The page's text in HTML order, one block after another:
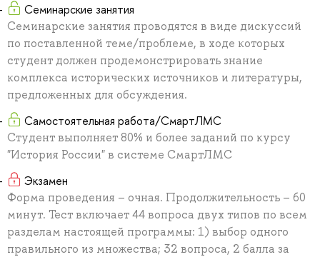
Семинарские занятия
Семинарские занятия проводятся в виде дискуссий
по поставленной теме/проблеме, в ходе которых
студент должен продемонстрировать знание
комплекса исторических источников и литературы,
предложенных для обсуждения.
Самостоятельная работа/СмартЛМС
Студент выполняет 80% и более заданий по курсу
"История России" в системе СмартЛМС
Экзамен
Форма проведения – очная. Продолжительность – 60
минут. Тест включает 44 вопроса двух типов по всем
разделам настоящей программы: 1) выбор одного
правильного из множества; 32 вопроса, 2 балла за